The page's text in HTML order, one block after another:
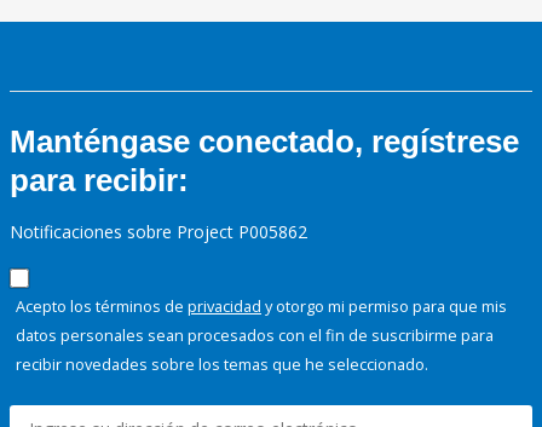
Manténgase conectado, regístrese
para recibir:
Notificaciones sobre Project P005862
Acepto los términos de privacidad y otorgo mi permiso para que mis
datos personales sean procesados con el fin de suscribirme para
recibir novedades sobre los temas que he seleccionado.